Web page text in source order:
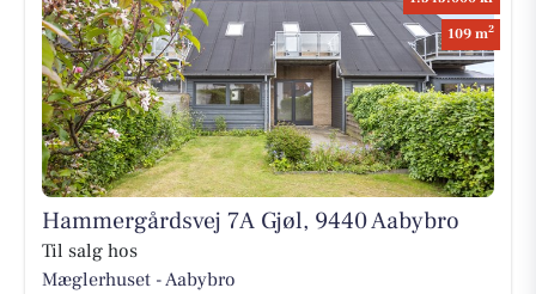
109 m2
Hammergårdsvej 7A Gjøl, 9440 Aabybro
Til salg hos
Mæglerhuset - Aabybro